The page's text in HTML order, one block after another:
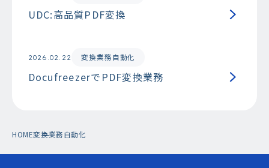
UDC:高品質PDF変換
2026.02.22 変換業務自動化
DocufreezerでPDF変換業務
HOME変換業務自動化